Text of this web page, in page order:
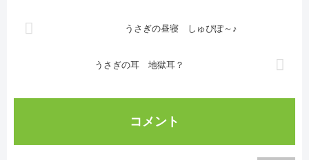
うさぎの昼寝 しゅぴぽ～♪
うさぎの耳 地獄耳？
コメント